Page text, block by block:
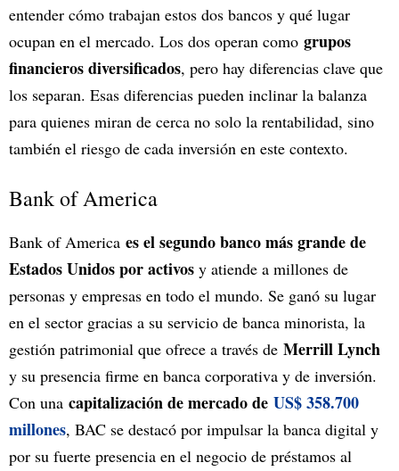
entender cómo trabajan estos dos bancos y qué lugar
ocupan en el mercado. Los dos operan como grupos
financieros diversificados, pero hay diferencias clave que
los separan. Esas diferencias pueden inclinar la balanza
para quienes miran de cerca no solo la rentabilidad, sino
también el riesgo de cada inversión en este contexto.
Bank of America
Bank of America es el segundo banco más grande de
Estados Unidos por activos y atiende a millones de
personas y empresas en todo el mundo. Se ganó su lugar
en el sector gracias a su servicio de banca minorista, la
gestión patrimonial que ofrece a través de Merrill Lynch
y su presencia firme en banca corporativa y de inversión.
Con una capitalización de mercado de US$ 358.700
millones, BAC se destacó por impulsar la banca digital y
por su fuerte presencia en el negocio de préstamos al